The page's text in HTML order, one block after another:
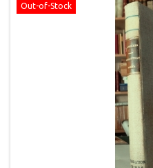
Out-of-Stock